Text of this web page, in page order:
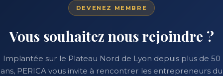
DEVENEZ MEMBRE
Vous souhaitez nous rejoindre ?
Implantée sur le Plateau Nord de Lyon depuis plus de 50
ans, PERICA vous invite à rencontrer les entrepreneurs du